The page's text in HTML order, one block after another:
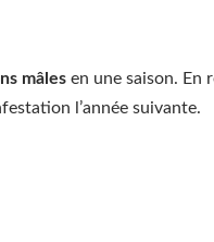
mâles en une saison. En
l’année suivante.